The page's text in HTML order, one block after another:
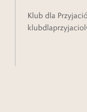
Klub dla